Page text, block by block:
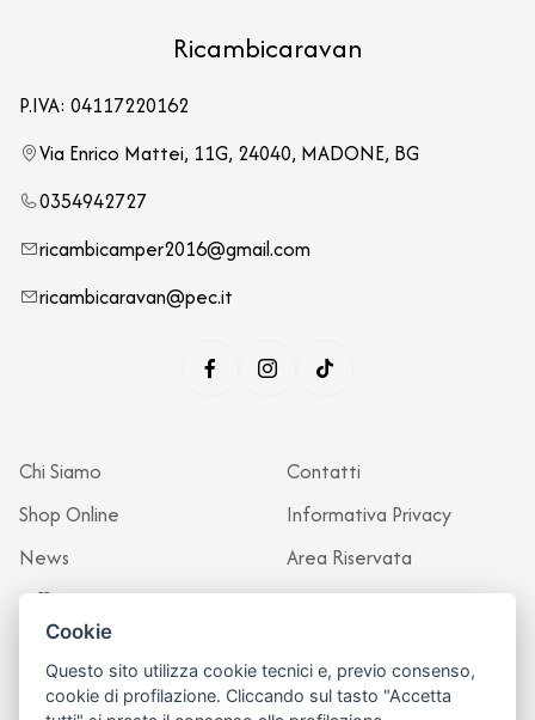
Ricambicaravan
P.IVA: 04117220162
Via Enrico Mattei, 11G, 24040, MADONE, BG
0354942727
ricambicamper2016@gmail.com
ricambicaravan@pec.it
Chi Siamo
Shop Online
News
Officina
Contatti
Informativa Privacy
Area Riservata
Cookie
Questo sito utilizza cookie tecnici e, previo consenso,
cookie di profilazione. Cliccando sul tasto "Accetta